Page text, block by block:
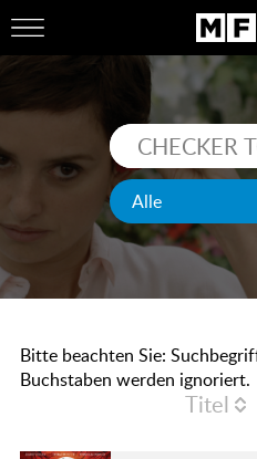
Bitte beachten Sie:
Buchstaben werden ignoriert.
Titel